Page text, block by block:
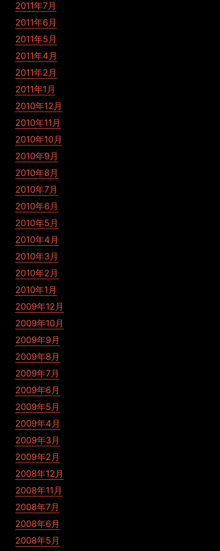
2011年7月
2011年6月
2011年5月
2011年4月
2011年2月
2011年1月
2010年12月
2010年11月
2010年10月
2010年9月
2010年8月
2010年7月
2010年6月
2010年5月
2010年4月
2010年3月
2010年2月
2010年1月
2009年12月
2009年10月
2009年9月
2009年8月
2009年7月
2009年6月
2009年5月
2009年4月
2009年3月
2009年2月
2008年12月
2008年11月
2008年7月
2008年6月
2008年5月